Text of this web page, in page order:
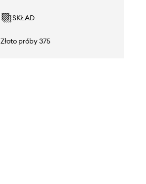
SKŁAD
Złoto próby 375